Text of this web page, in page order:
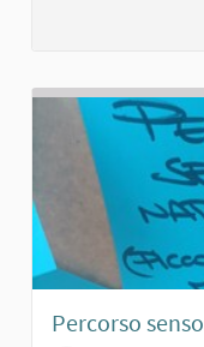
Percorso